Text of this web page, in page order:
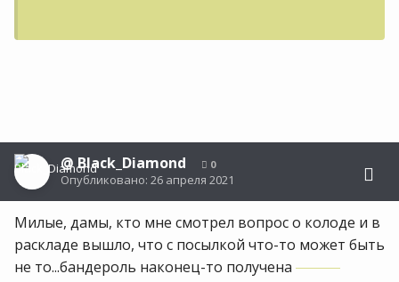
@Black_Diamond 0
Опубликовано: 26 апреля 2021
Милые, дамы, кто мне смотрел вопрос о колоде и в
раскладе вышло, что с посылкой что-то может быть
не то...бандероль наконец-то получена